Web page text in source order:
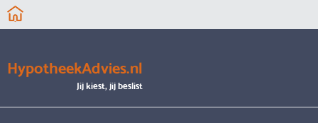
HypotheekAdvies.nl
Jij kiest, jij beslist